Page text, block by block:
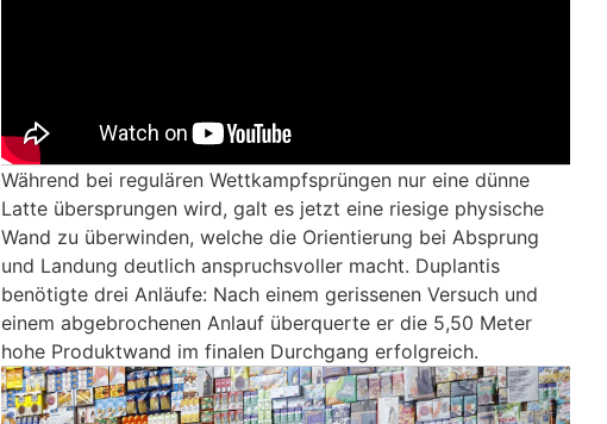
Während bei regulären Wettkampfsprüngen nur eine dünne
Latte übersprungen wird, galt es jetzt eine riesige physische
Wand zu überwinden, welche die Orientierung bei Absprung
und Landung deutlich anspruchsvoller macht. Duplantis
benötigte drei Anläufe: Nach einem gerissenen Versuch und
einem abgebrochenen Anlauf überquerte er die 5,50 Meter
hohe Produktwand im finalen Durchgang erfolgreich.